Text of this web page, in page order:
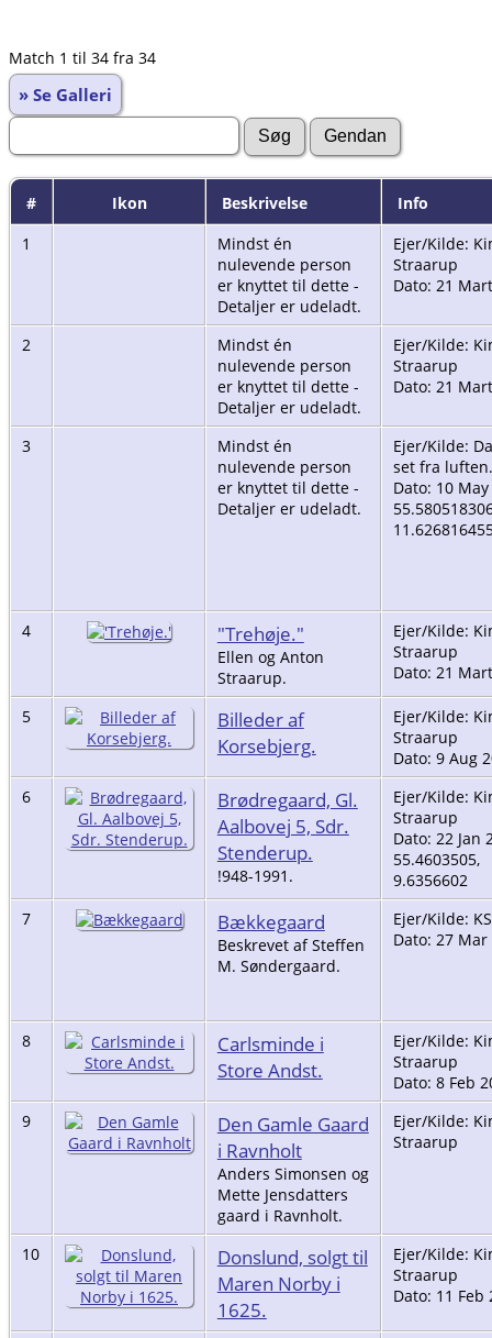
Match 1 til 34 fra 34
» Se Galleri
# Ikon Beskrivelse
Info
1
Mindst én
nulevende person
er knyttet til dette -
Detaljer er udeladt.
Ejer/Kilde:
Straarup
Dato: 21
2
Mindst én
nulevende person
er knyttet til dette -
Detaljer er udeladt.
Ejer/Kilde:
Straarup
Dato: 21
3
Mindst én
nulevende person
er knyttet til dette -
Detaljer er udeladt.
Ejer/Kilde:
set fra luften.
Dato: 10
4 "Trehøje."
Ellen og Anton
Straarup.
Ejer/Kilde:
Straarup
Dato: 21
5
Billeder af
Korsebjerg.
Ejer/Kilde:
Straarup
Dato: 9 Aug
6
Brødregaard, Gl.
Aalbovej 5, Sdr.
Stenderup.
!948-1991.
Ejer/Kilde:
Straarup
Dato: 22 Jan
55.4603505,
9.6356602
7
Bækkegaard
Beskrevet af Steffen
M. Søndergaard.
Ejer/Kilde: KS
Dato: 27 Mar
8
Carlsminde i
Store Andst.
Ejer/Kilde:
Straarup
Dato: 8 Feb
9
Den Gamle Gaard
i Ravnholt
Anders Simonsen og
Mette Jensdatters
gaard i Ravnholt.
Ejer/Kilde:
Straarup
10
Donslund, solgt til
Maren Norby i
1625.
Ejer/Kilde:
Straarup
Dato: 11 Feb